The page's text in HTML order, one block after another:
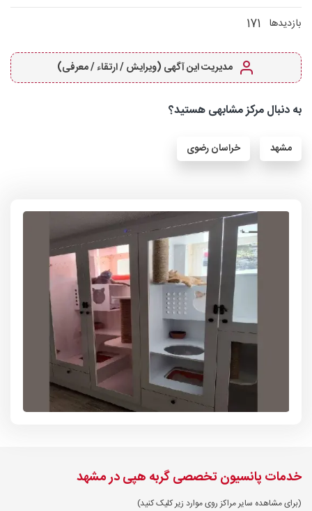
بازدیدها 171
مدیریت این آگهی (ویرایش / ارتقاء / معرفی)
به دنبال مرکز مشابهی هستید؟
مشهد خراسان رضوی
خدمات پانسیون تخصصی گربه ه‍پی در مشهد
(برای مشاهده سایر مراکز روی موارد زیر کلیک کنید)